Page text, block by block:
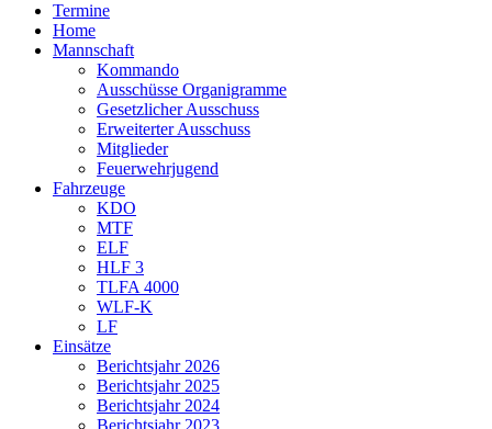
Termine
Home
Mannschaft
Kommando
Ausschüsse Organigramme
Gesetzlicher Ausschuss
Erweiterter Ausschuss
Mitglieder
Feuerwehrjugend
Fahrzeuge
KDO
MTF
ELF
HLF 3
TLFA 4000
WLF-K
LF
Einsätze
Berichtsjahr 2026
Berichtsjahr 2025
Berichtsjahr 2024
Berichtsjahr 2023